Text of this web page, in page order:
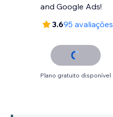
and Google Ads!
3.695 avaliações
Plano gratuito disponível